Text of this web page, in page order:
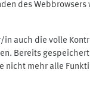
des
auch die volle
Bereits
mehr alle